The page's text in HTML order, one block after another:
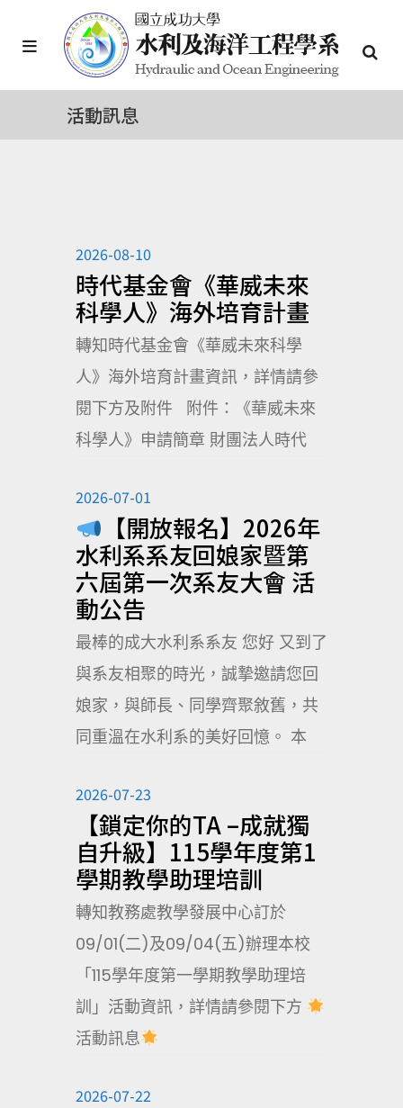
活動訊息
2026-08-10
時代基金會《華威未來
科學人》海外培育計畫
轉知時代基金會《華威未來科學
人》海外培育計畫資訊，詳情請參
閱下方及附件 附件：《華威未來
科學人》申請簡章 財團法人時代
2026-07-01
【開放報名】2026年
水利系系友回娘家暨第
六屆第一次系友大會 活
動公告
最棒的成大水利系系友 您好 又到了
與系友相聚的時光，誠摯邀請您回
娘家，與師長、同學齊聚敘舊，共
同重溫在水利系的美好回憶。 本
2026-07-23
【鎖定你的TA –成就獨
自升級】115學年度第1
學期教學助理培訓
轉知教務處教學發展中心訂於
09/01(二)及09/04(五)辦理本校
「115學年度第一學期教學助理培
訓」活動資訊，詳情請參閱下方
活動訊息
2026-07-22